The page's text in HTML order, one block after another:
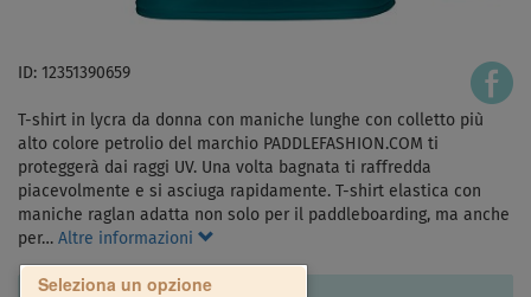
ID: 12351390659
T-shirt in lycra da donna con maniche lunghe con colletto più
alto colore petrolio del marchio PADDLEFASHION.COM ti
proteggerà dai raggi UV. Una volta bagnata ti raffredda
piacevolmente e si asciuga rapidamente. T-shirt elastica con
maniche raglan adatta non solo per il paddleboarding, ma anche
per… Altre informazioni
Seleziona un opzione